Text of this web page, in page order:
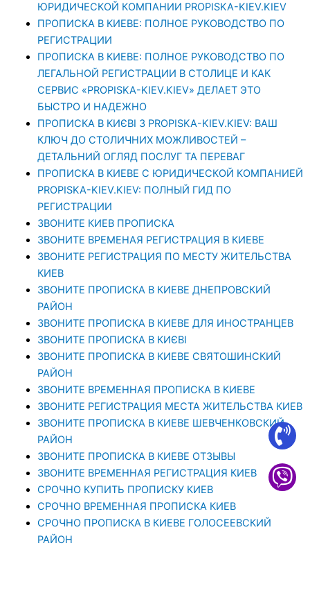
ЮРИДИЧЕСКОЙ КОМПАНИИ PROPISKA-KIEV.KIEV
ПРОПИСКА В КИЕВЕ: ПОЛНОЕ РУКОВОДСТВО ПО
РЕГИСТРАЦИИ
ПРОПИСКА В КИЕВЕ: ПОЛНОЕ РУКОВОДСТВО ПО
ЛЕГАЛЬНОЙ РЕГИСТРАЦИИ В СТОЛИЦЕ И КАК
СЕРВИС «PROPISKA-KIEV.KIEV» ДЕЛАЕТ ЭТО
БЫСТРО И НАДЕЖНО
ПРОПИСКА В КИЄВІ З PROPISKA-KIEV.KIEV: ВАШ
КЛЮЧ ДО СТОЛИЧНИХ МОЖЛИВОСТЕЙ –
ДЕТАЛЬНИЙ ОГЛЯД ПОСЛУГ ТА ПЕРЕВАГ
ПРОПИСКА В КИЕВЕ С ЮРИДИЧЕСКОЙ КОМПАНИЕЙ
PROPISKA-KIEV.KIEV: ПОЛНЫЙ ГИД ПО
РЕГИСТРАЦИИ
ЗВОНИТЕ КИЕВ ПРОПИСКА
ЗВОНИТЕ ВРЕМЕНАЯ РЕГИСТРАЦИЯ В КИЕВЕ
ЗВОНИТЕ РЕГИСТРАЦИЯ ПО МЕСТУ ЖИТЕЛЬСТВА
КИЕВ
ЗВОНИТЕ ПРОПИСКА В КИЕВЕ ДНЕПРОВСКИЙ
РАЙОН
ЗВОНИТЕ ПРОПИСКА В КИЕВЕ ДЛЯ ИНОСТРАНЦЕВ
ЗВОНИТЕ ПРОПИСКА В КИЄВІ
ЗВОНИТЕ ПРОПИСКА В КИЕВЕ СВЯТОШИНСКИЙ
РАЙОН
ЗВОНИТЕ ВРЕМЕННАЯ ПРОПИСКА В КИЕВЕ
ЗВОНИТЕ РЕГИСТРАЦИЯ МЕСТА ЖИТЕЛЬСТВА КИЕВ
ЗВОНИТЕ ПРОПИСКА В КИЕВЕ ШЕВЧЕНКОВСКИЙ
РАЙОН
ЗВОНИТЕ ПРОПИСКА В КИЕВЕ ОТЗЫВЫ
ЗВОНИТЕ ВРЕМЕННАЯ РЕГИСТРАЦИЯ КИЕВ
СРОЧНО КУПИТЬ ПРОПИСКУ КИЕВ
СРОЧНО ВРЕМЕННАЯ ПРОПИСКА КИЕВ
СРОЧНО ПРОПИСКА В КИЕВЕ ГОЛОСЕЕВСКИЙ
РАЙОН